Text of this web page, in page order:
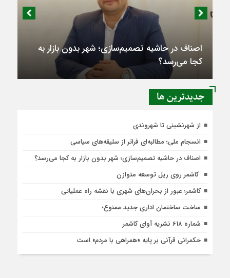
اصناف در حاشیه تصمیم‌سازی؛ شهر بدون بازار به
کجا می‌رسد؟
جديدترين ها
از شهرنشینی تا شهروندی
انسجام ملی؛ مطالبه‌ای فراتر از سلیقه‌های سیاسی
اصناف در حاشیه تصمیم‌سازی؛ شهر بدون بازار به کجا می‌رسد؟
کاشمر روی ریل توسعه متوازن
کاشمر؛ عبور از بحران‌های شهری با نقشه راه عملیاتی
ساخت ساختمان اداری جدید ممنوع؛
شماره 618 نشریه آوای کاشمر
حکمرانی قرآنی بر پایه «همراهی با مردم» است